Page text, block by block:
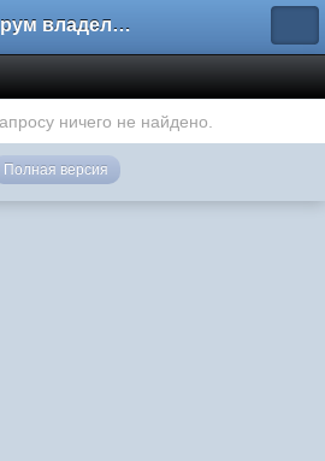
Форум владельцев интернет-магазинов
ничего не найдено.
Полная версия